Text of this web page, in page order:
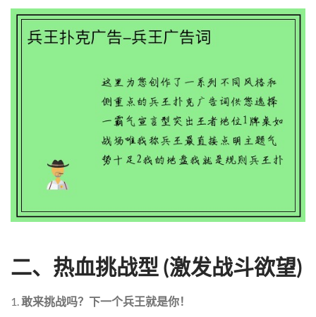
二、热血挑战型 (激发战斗欲望)
1. 敢来挑战吗？下一个兵王就是你！